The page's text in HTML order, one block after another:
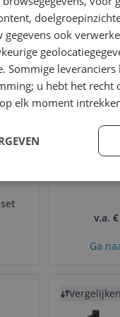
-
Vergelijken
v.a.
Ga
Vergelijken
gegevens ook
Sommige
u hebt het recht
elk moment